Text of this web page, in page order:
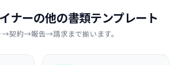
ナーの他の書類テンプレート
→契約→報告→請求まで揃います。